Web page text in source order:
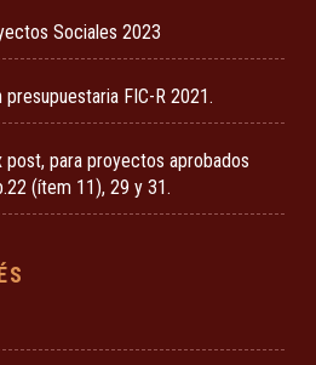
Sociales 2023
FIC-R 2021.
post, para proyectos aprobados
(ítem 11), 29 y 31.